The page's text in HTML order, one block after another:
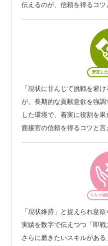
伝えるのが、信頼を得るコツ
安定し
「現状に甘んじて挑戦を避
が、長期的な貢献意欲を強
した環境で、着実に役割を果
面接官の信頼を得るコツと言
スキル経
「現状維持」と捉えられ意
実績を数字で伝えつつ「即
さらに磨きたいスキルがあ